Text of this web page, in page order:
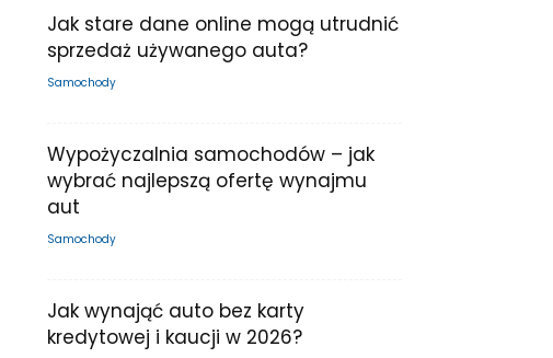
Jak stare dane online mogą utrudnić
sprzedaż używanego auta?
Samochody
Wypożyczalnia samochodów – jak
wybrać najlepszą ofertę wynajmu
aut
Samochody
Jak wynająć auto bez karty
kredytowej i kaucji w 2026?